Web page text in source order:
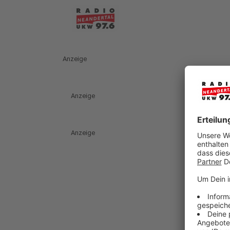
Anzeige
Anzeige
Anzeige